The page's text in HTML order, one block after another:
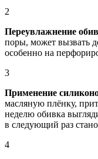
2
Переувлажнение
поры, может вызвать
особенно на
3
Применение
масляную плёнку,
неделю обивка
в следующий раз
4